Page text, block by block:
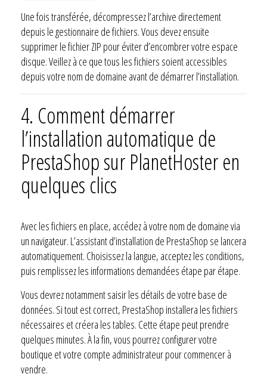
Une fois transférée, décompressez l’archive directement
depuis le gestionnaire de fichiers. Vous devez ensuite
supprimer le fichier ZIP pour éviter d’encombrer votre espace
disque. Veillez à ce que tous les fichiers soient accessibles
depuis votre nom de domaine avant de démarrer l’installation.
4. Comment démarrer
l’installation automatique de
PrestaShop sur PlanetHoster en
quelques clics
Avec les fichiers en place, accédez à votre nom de domaine via
un navigateur. L’assistant d’installation de PrestaShop se lancera
automatiquement. Choisissez la langue, acceptez les conditions,
puis remplissez les informations demandées étape par étape.
Vous devrez notamment saisir les détails de votre base de
données. Si tout est correct, PrestaShop installera les fichiers
nécessaires et créera les tables. Cette étape peut prendre
quelques minutes. À la fin, vous pourrez configurer votre
boutique et votre compte administrateur pour commencer à
vendre.